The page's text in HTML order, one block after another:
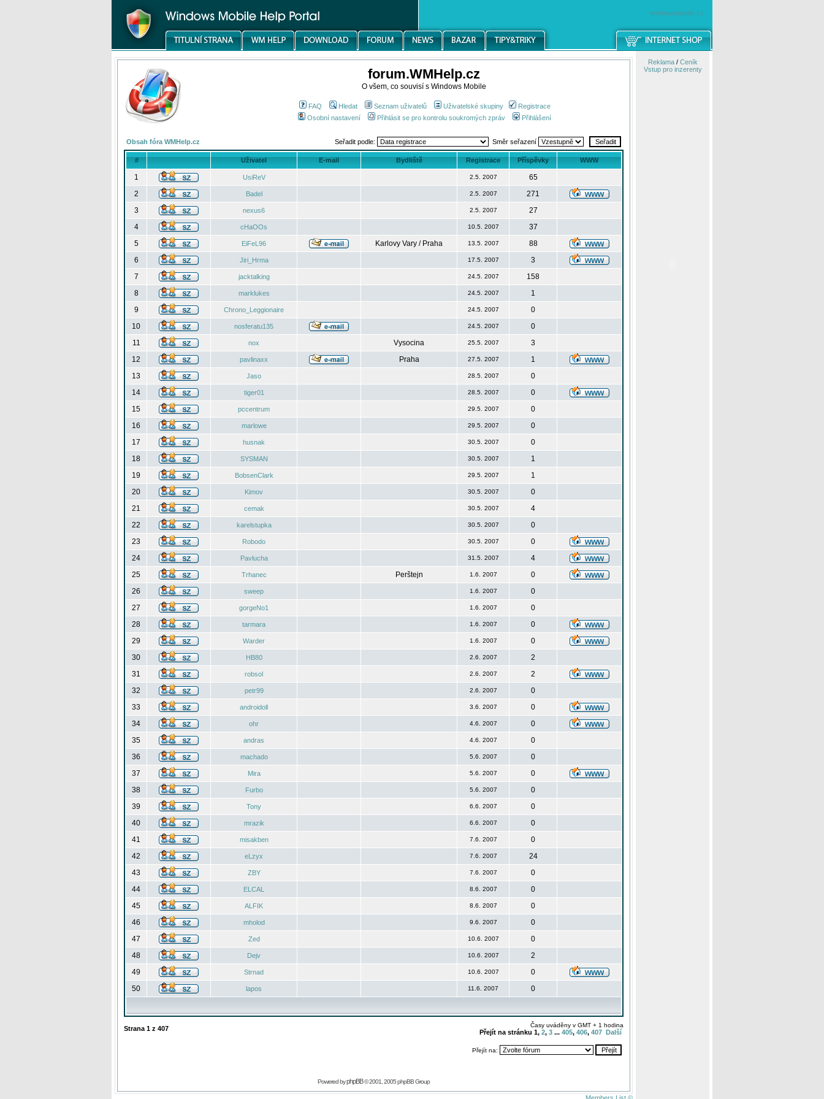
windowsmobile.cz
forum.WMHelp.cz
O všem, co souvisí s Windows Mobile
FAQ Hledat Seznam uživatelů Uživatelské skupiny
Registrace
Osobní nastavení
Přihlásit se pro kontrolu soukromých zpráv Přihlášení
Obsah fóra WMHelp.cz Seřadit podle: Směr seřazení
# Uživatel E-mail Bydliště Registrace Příspěvky WWW
1 UsiReV 2.5. 2007
65
2
Badel 2.5. 2007
271
3
nexus6 2.5. 2007
27
4
cHaOOs 10.5. 2007
37
5
EiFeL96 Karlovy Vary / Praha 13.5. 2007
88
6
Jiri_Hrma 17.5. 2007
3
7
jacktalking 24.5. 2007
158
8
marklukes 24.5. 2007
1
9
Chrono_Leggionaire 24.5. 2007
0
10
nosferatu135 24.5. 2007
0
11
nox Vysocina 25.5. 2007
3
12
pavlinaxx Praha 27.5. 2007
1
13
Jaso 28.5. 2007
0
14
tiger01 28.5. 2007
0
15
pccentrum 29.5. 2007
0
16
marlowe 29.5. 2007
0
17
husnak 30.5. 2007
0
18
SYSMAN 30.5. 2007
1
19
BobsenClark 29.5. 2007
1
20
Kimov 30.5. 2007
0
21
cemak 30.5. 2007
4
22
karelstupka 30.5. 2007
0
23
Robodo 30.5. 2007
0
24
Pavlucha 31.5. 2007
4
25
Trhanec Perštejn 1.6. 2007
0
26
sweep 1.6. 2007
0
27
gorgeNo1 1.6. 2007
0
28
tarmara 1.6. 2007
0
29
Warder 1.6. 2007
0
30
HB80 2.6. 2007
2
31
robsol 2.6. 2007
2
32
petr99 2.6. 2007
0
33
androidoll 3.6. 2007
0
34
ohr 4.6. 2007
0
35
andras 4.6. 2007
0
36
machado 5.6. 2007
0
37
Mira 5.6. 2007
0
38
Furbo 5.6. 2007
0
39
Tony 6.6. 2007
0
40
mrazik 6.6. 2007
0
41
misakben 7.6. 2007
0
42
eLzyx 7.6. 2007
24
43
ZBY 7.6. 2007
0
44
ELCAL 8.6. 2007
0
45
ALFIK 8.6. 2007
0
46
mholod 9.6. 2007
0
47
Zed 10.6. 2007
0
48
Dejv 10.6. 2007
2
49
Strnad 10.6. 2007
0
50
lapos 11.6. 2007 0
Strana 1 z 407 Časy uváděny v GMT + 1 hodina
Přejít na stránku 1, 2, 3 ... 405, 406, 407 Další
Přejít na:
Powered byphpBB© 2001, 2005 phpBB Group
Reklama/ Ceník
Vstup pro inzerenty